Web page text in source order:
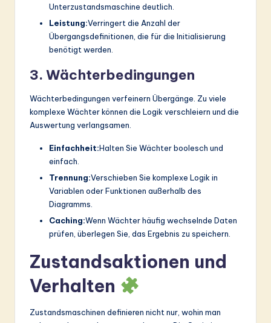
Unterzustandsmaschine deutlich.
Leistung:Verringert die Anzahl der
Übergangsdefinitionen, die für die Initialisierung
benötigt werden.
3. Wächterbedingungen
Wächterbedingungen verfeinern Übergänge. Zu viele
komplexe Wächter können die Logik verschleiern und die
Auswertung verlangsamen.
Einfachheit:Halten Sie Wächter boolesch und
einfach.
Trennung:Verschieben Sie komplexe Logik in
Variablen oder Funktionen außerhalb des
Diagramms.
Caching:Wenn Wächter häufig wechselnde Daten
prüfen, überlegen Sie, das Ergebnis zu speichern.
Zustandsaktionen und
Verhalten
Zustandsmaschinen definieren nicht nur, wohin man